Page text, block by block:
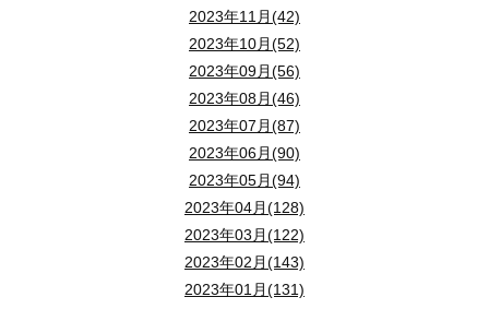
2023年11月(42)
2023年10月(52)
2023年09月(56)
2023年08月(46)
2023年07月(87)
2023年06月(90)
2023年05月(94)
2023年04月(128)
2023年03月(122)
2023年02月(143)
2023年01月(131)